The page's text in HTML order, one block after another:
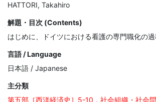
HATTORI, Takahiro
解題・目次 (Contents)
はじめに、ドイツにおける看護の専門職化の過
言語 / Language
日本語 / Japanese
主分類
第五部［西洋経済史］5-10．社会組織・社会